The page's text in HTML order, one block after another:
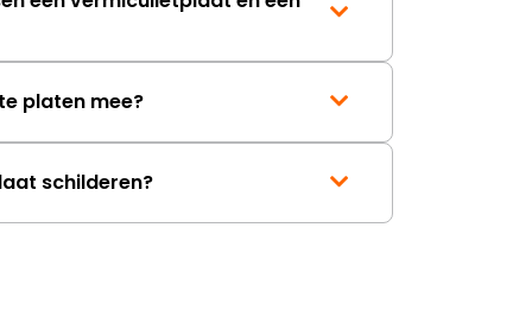
onbeschadigde achterwand
platen mee?
schilderen?